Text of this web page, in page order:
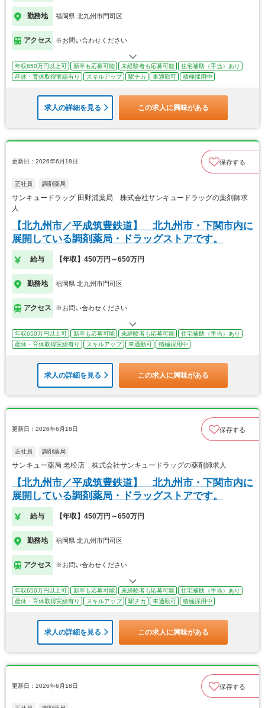
勤務地 福岡県 北九州市門司区
アクセス ※お問い合わせください
年収650万円以上可 新卒も応募可能 未経験者も応募可能
住宅補助（手当）あり
産休・育休取得実績有り
スキルアップ 駅チカ 車通勤可 積極採用中
求人の詳細を見る この求人に興味がある
更新日：2026年6月18日 保存する
正社員 調剤薬局
サンキュードラッグ 田野浦薬局 株式会社サンキュードラッグの薬剤師求
人
【北九州市／平成筑豊鉄道】 北九州市・下関市内に
展開している調剤薬局・ドラッグストアです。
給与 【年収】450万円～650万円
勤務地 福岡県 北九州市門司区
アクセス ※お問い合わせください
年収650万円以上可 新卒も応募可能 未経験者も応募可能
住宅補助（手当）あり
産休・育休取得実績有り
スキルアップ 車通勤可 積極採用中
求人の詳細を見る この求人に興味がある
更新日：2026年6月18日 保存する
正社員 調剤薬局
サンキュー薬局 老松店 株式会社サンキュードラッグの薬剤師求人
【北九州市／平成筑豊鉄道】 北九州市・下関市内に
展開している調剤薬局・ドラッグストアです。
給与 【年収】450万円～650万円
勤務地 福岡県 北九州市門司区
アクセス ※お問い合わせください
年収650万円以上可 新卒も応募可能 未経験者も応募可能
住宅補助（手当）あり
産休・育休取得実績有り
スキルアップ 駅チカ 車通勤可 積極採用中
求人の詳細を見る この求人に興味がある
更新日：2026年6月18日 保存する